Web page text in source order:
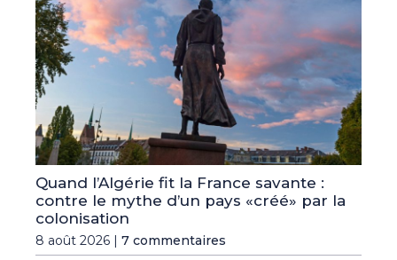
Quand l’Algérie fit la France savante :
contre le mythe d’un pays «créé» par la
colonisation
8 août 2026 | 7 commentaires